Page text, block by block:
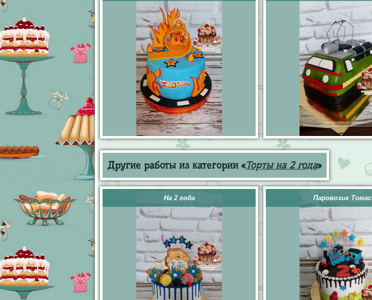
Другие работы из категории «Торты на 2 года»
На 2 года Паровозик Томас